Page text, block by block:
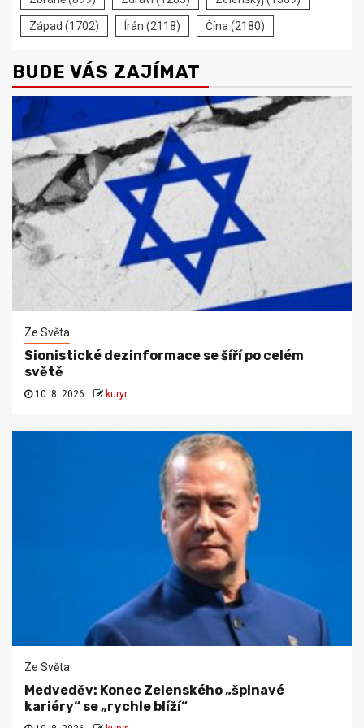
Západ (1702) Írán (2118) Čína (2180)
BUDE VÁS ZAJÍMAT
Ze Světa
Sionistické dezinformace se šíří po celém
světě
10. 8. 2026 kuryr
Ze Světa
Medveděv: Konec Zelenského „špinavé
kariéry“ se „rychle blíží“